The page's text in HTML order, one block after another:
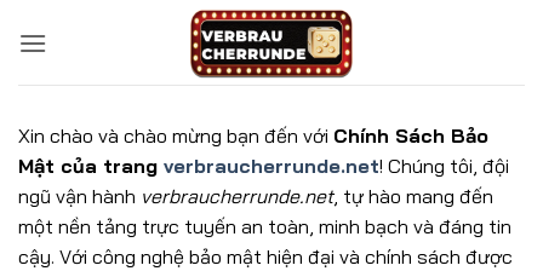
qua
Xin chào và chào mừng bạn đến với Chính Sách Bảo
Mật của trang verbraucherrunde.net! Chúng tôi, đội
ngũ vận hành verbraucherrunde.net, tự hào mang đến
một nền tảng trực tuyến an toàn, minh bạch và đáng tin
cậy. Với công nghệ bảo mật hiện đại và chính sách được